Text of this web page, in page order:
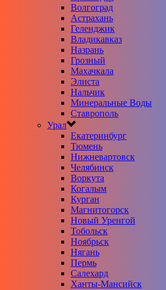
Волгоград
Астрахань
Геленджик
Владикавказ
Назрань
Грозный
Махачкала
Элиста
Нальчик
Минеральные Воды
Ставрополь
Урал
Екатеринбург
Тюмень
Нижневартовск
Челябинск
Воркута
Когалым
Курган
Магнитогорск
Новый Уренгой
Тобольск
Ноябрьск
Нягань
Пермь
Салехард
Ханты-Мансийск